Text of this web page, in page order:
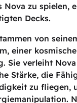
Nova zu spielen,
Decks.
von
einer
Sie verleiht Nova
Stärke, die
zu fliegen,